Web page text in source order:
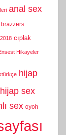
anal sex
brazzers
cıplak
Hikayeler
hijap
hijap sex
sex oyoh